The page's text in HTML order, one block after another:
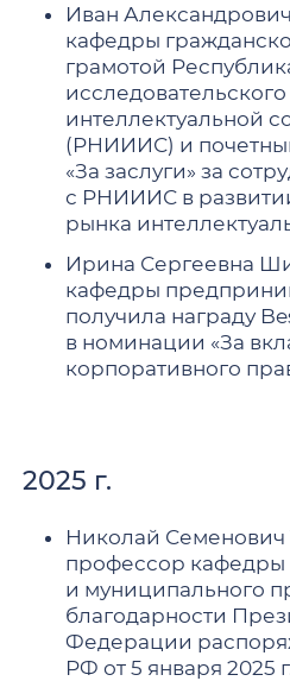
Иван
кафедры
грамотой
исследовательского
интеллектуальной
(РНИИИС) и
«За заслуги» за
с РНИИИС в
рынка
Ирина Сергеевна
кафедры
получила награду
в номинации «За
корпоративного
2025 г.
Николай
профессор кафедры
и муниципального
благодарности
Федерации
РФ от 5 января 2025